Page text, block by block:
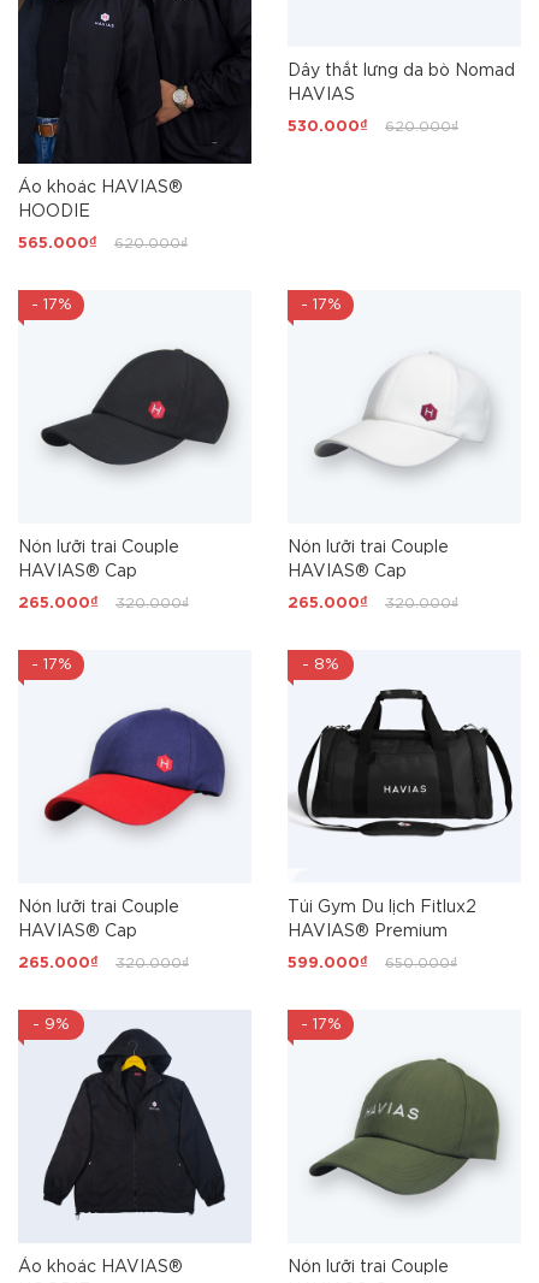
Áo khoác HAVIAS®
HOODIE
565.000₫ 620.000₫
Dây thắt lưng da bò Nomad
HAVIAS
530.000₫ 620.000₫
- 17%
Nón lưỡi trai Couple
HAVIAS® Cap
265.000₫ 320.000₫
- 17%
Nón lưỡi trai Couple
HAVIAS® Cap
265.000₫ 320.000₫
- 17%
Nón lưỡi trai Couple
HAVIAS® Cap
265.000₫ 320.000₫
- 8%
Túi Gym Du lịch Fitlux2
HAVIAS® Premium
599.000₫ 650.000₫
- 9%
Áo khoác HAVIAS®
- 17%
Nón lưỡi trai Couple